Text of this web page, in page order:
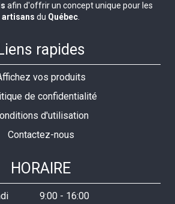
afin d'offrir un concept unique pour les
artisans du Québec
rapides
vos produits
de confidentialité
d'utilisation
Contactez-nous
HORAIRE
9:00- 16:00